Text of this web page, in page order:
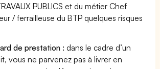
PUBLICS et du métier Chef
/ ferrailleuse du BTP quelques risques
de prestation : dans le cadre d’un
vous ne parvenez pas à livrer en